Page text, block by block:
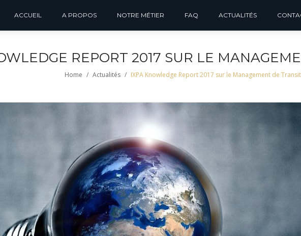
ACCUEIL A PROPOS NOTRE MÉTIER FAQ ACTUALITÉS
REPORT 2017 SUR LE
Home / Actualités / IXPA Knowledge Report 2017 sur le Management de